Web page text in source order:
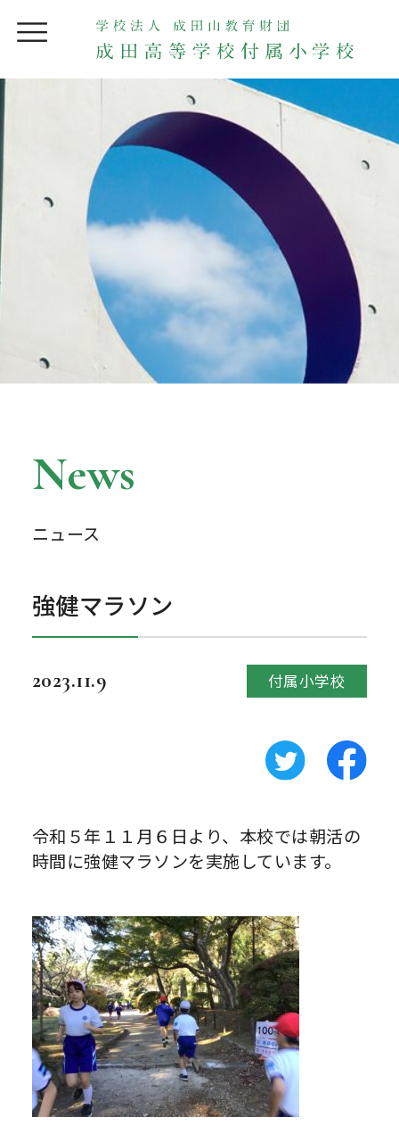
News
ニュース
強健マラソン
2023.11.9 付属小学校
令和５年１１月６日より、本校では朝活の
時間に強健マラソンを実施しています。